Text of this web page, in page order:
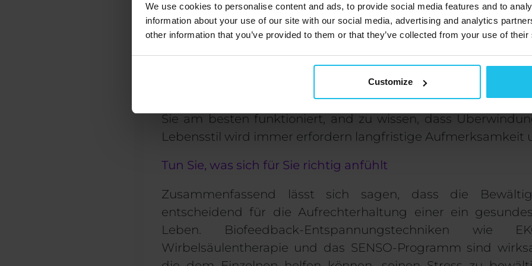
We use cookies to personalise content and ads, to provide social media features and to
information about your use of our site with our social media, advertising and analytics
other information that you’ve provided to them or that they’ve collected from your use of
Customize
Andere Entspannungstechniken
Während jeder Mensch ErfahrungenStress
Techniken, Meditation und Yoga
umzugehen. Es ist wichtig, das Richtige zu finden
Sie am besten funktioniert, and zu wissen, dass
Lebensstil wird immer erfordern langfristige Aufmerksamkeit
Tun Sie, was sich für Sie richtig anfühlt
Zusammenfassend lässt sich sagen, dass die
entscheidend für die Aufrechterhaltung einer ein
Leben. Biofeedback-Entspannungstechniken wie
Wirbelsäulentherapie und das SENSO-Programm sind